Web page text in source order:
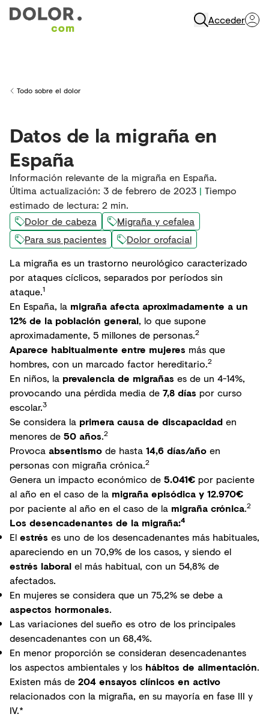
Acceder
Back to
Todo sobre el dolor
Datos de la migraña en
España
Información relevante de la migraña en España.
Última actualización: 3 de febrero de 2023 | Tiempo
estimado de lectura: 2 min.
Dolor de cabeza
Migraña y cefalea
Para sus pacientes
Dolor orofacial
La migraña es un trastorno neurológico caracterizado
por ataques cíclicos, separados por períodos sin
ataque.1
En España, la migraña afecta aproximadamente a un
12% de la población general, lo que supone
aproximadamente, 5 millones de personas.2
Aparece habitualmente entre mujeres más que
hombres, con un marcado factor hereditario.2
En niños, la prevalencia de migrañas es de un 4-14%,
provocando una pérdida media de 7,8 días por curso
escolar.3
Se considera la primera causa de discapacidad en
menores de 50 años.2
Provoca absentismo de hasta 14,6 días/año en
personas con migraña crónica.2
Genera un impacto económico de 5.041€ por paciente
al año en el caso de la migraña episódica y 12.970€
por paciente al año en el caso de la migraña crónica.2
Los desencadenantes de la migraña:4
El estrés es uno de los desencadenantes más habituales,
apareciendo en un 70,9% de los casos, y siendo el
estrés laboral el más habitual, con un 54,8% de
afectados.
En mujeres se considera que un 75,2% se debe a
aspectos hormonales.
Las variaciones del sueño es otro de los principales
desencadenantes con un 68,4%.
En menor proporción se consideran desencadenantes
los aspectos ambientales y los hábitos de alimentación.
Existen más de 204 ensayos clínicos en activo
relacionados con la migraña, en su mayoría en fase III y
IV.*